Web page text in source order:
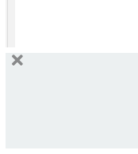
রয়েছে। জাতীয়
জোটের পক্ষ
রাষ্ট্রপতি পদে
তৈরি হয়েছে।